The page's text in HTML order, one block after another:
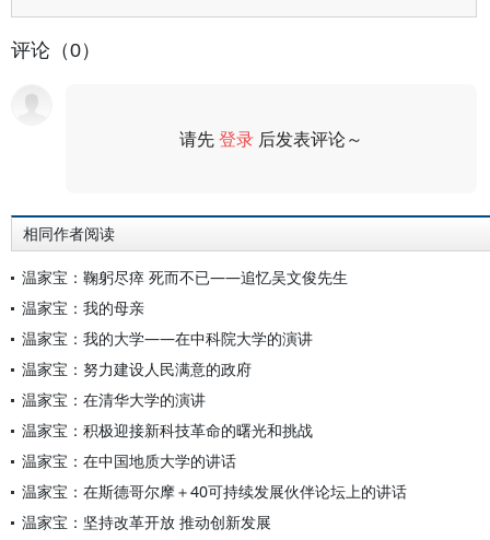
评论（0）
请先登录 后发表评论～
相同作者阅读
温家宝：鞠躬尽瘁 死而不已——追忆吴文俊先生
温家宝：我的母亲
温家宝：我的大学——在中科院大学的演讲
温家宝：努力建设人民满意的政府
温家宝：在清华大学的演讲
温家宝：积极迎接新科技革命的曙光和挑战
温家宝：在中国地质大学的讲话
温家宝：在斯德哥尔摩＋40可持续发展伙伴论坛上的讲话
温家宝：坚持改革开放 推动创新发展